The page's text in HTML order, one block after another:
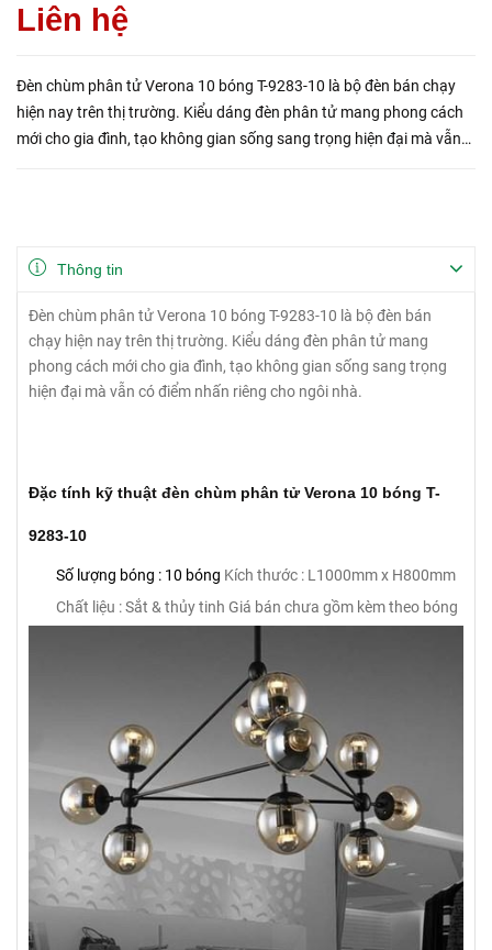
Liên hệ
Đèn chùm phân tử Verona 10 bóng T-9283-10 là bộ đèn bán chạy
hiện nay trên thị trường. Kiểu dáng đèn phân tử mang phong cách
mới cho gia đình, tạo không gian sống sang trọng hiện đại mà vẫn
Thông tin
Đèn chùm phân tử Verona 10 bóng T-9283-10 là bộ đèn bán
chạy hiện nay trên thị trường. Kiểu dáng đèn phân tử mang
phong cách mới cho gia đình, tạo không gian sống sang trọng
hiện đại mà vẫn có điểm nhấn riêng cho ngôi nhà.
Đặc tính kỹ thuật đèn chùm phân tử Verona 10 bóng T-
9283-10
Số lượng bóng : 10 bóng Kích thước : L1000mm x H800mm
Chất liệu : Sắt & thủy tinh Giá bán chưa gồm kèm theo bóng